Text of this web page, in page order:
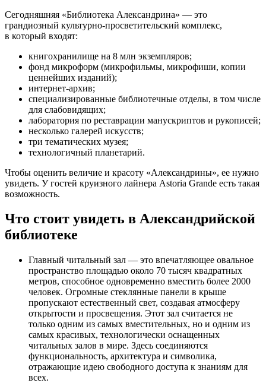
Сегодняшняя «Библиотека Александрина» — это
грандиозный культурно-просветительский комплекс,
в который входят:
книгохранилище на 8 млн экземпляров;
фонд микроформ (микрофильмы, микрофиши, копии
ценнейших изданий);
интернет-архив;
специализированные библиотечные отделы, в том числе
для слабовидящих;
лаборатория по реставрации манускриптов и рукописей;
несколько галерей искусств;
три тематических музея;
технологичный планетарий.
Чтобы оценить величие и красоту «Александрины», ее нужно
увидеть. У гостей круизного лайнера Astoria Grande есть такая
возможность.
Что стоит увидеть в Александрийской
библиотеке
Главный читальный зал — это впечатляющее овальное
пространство площадью около 70 тысяч квадратных
метров, способное одновременно вместить более 2000
человек. Огромные стеклянные панели в крыше
пропускают естественный свет, создавая атмосферу
открытости и просвещения. Этот зал считается не
только одним из самых вместительных, но и одним из
самых красивых, технологически оснащенных
читальных залов в мире. Здесь соединяются
функциональность, архитектура и символика,
отражающие идею свободного доступа к знаниям для
всех.